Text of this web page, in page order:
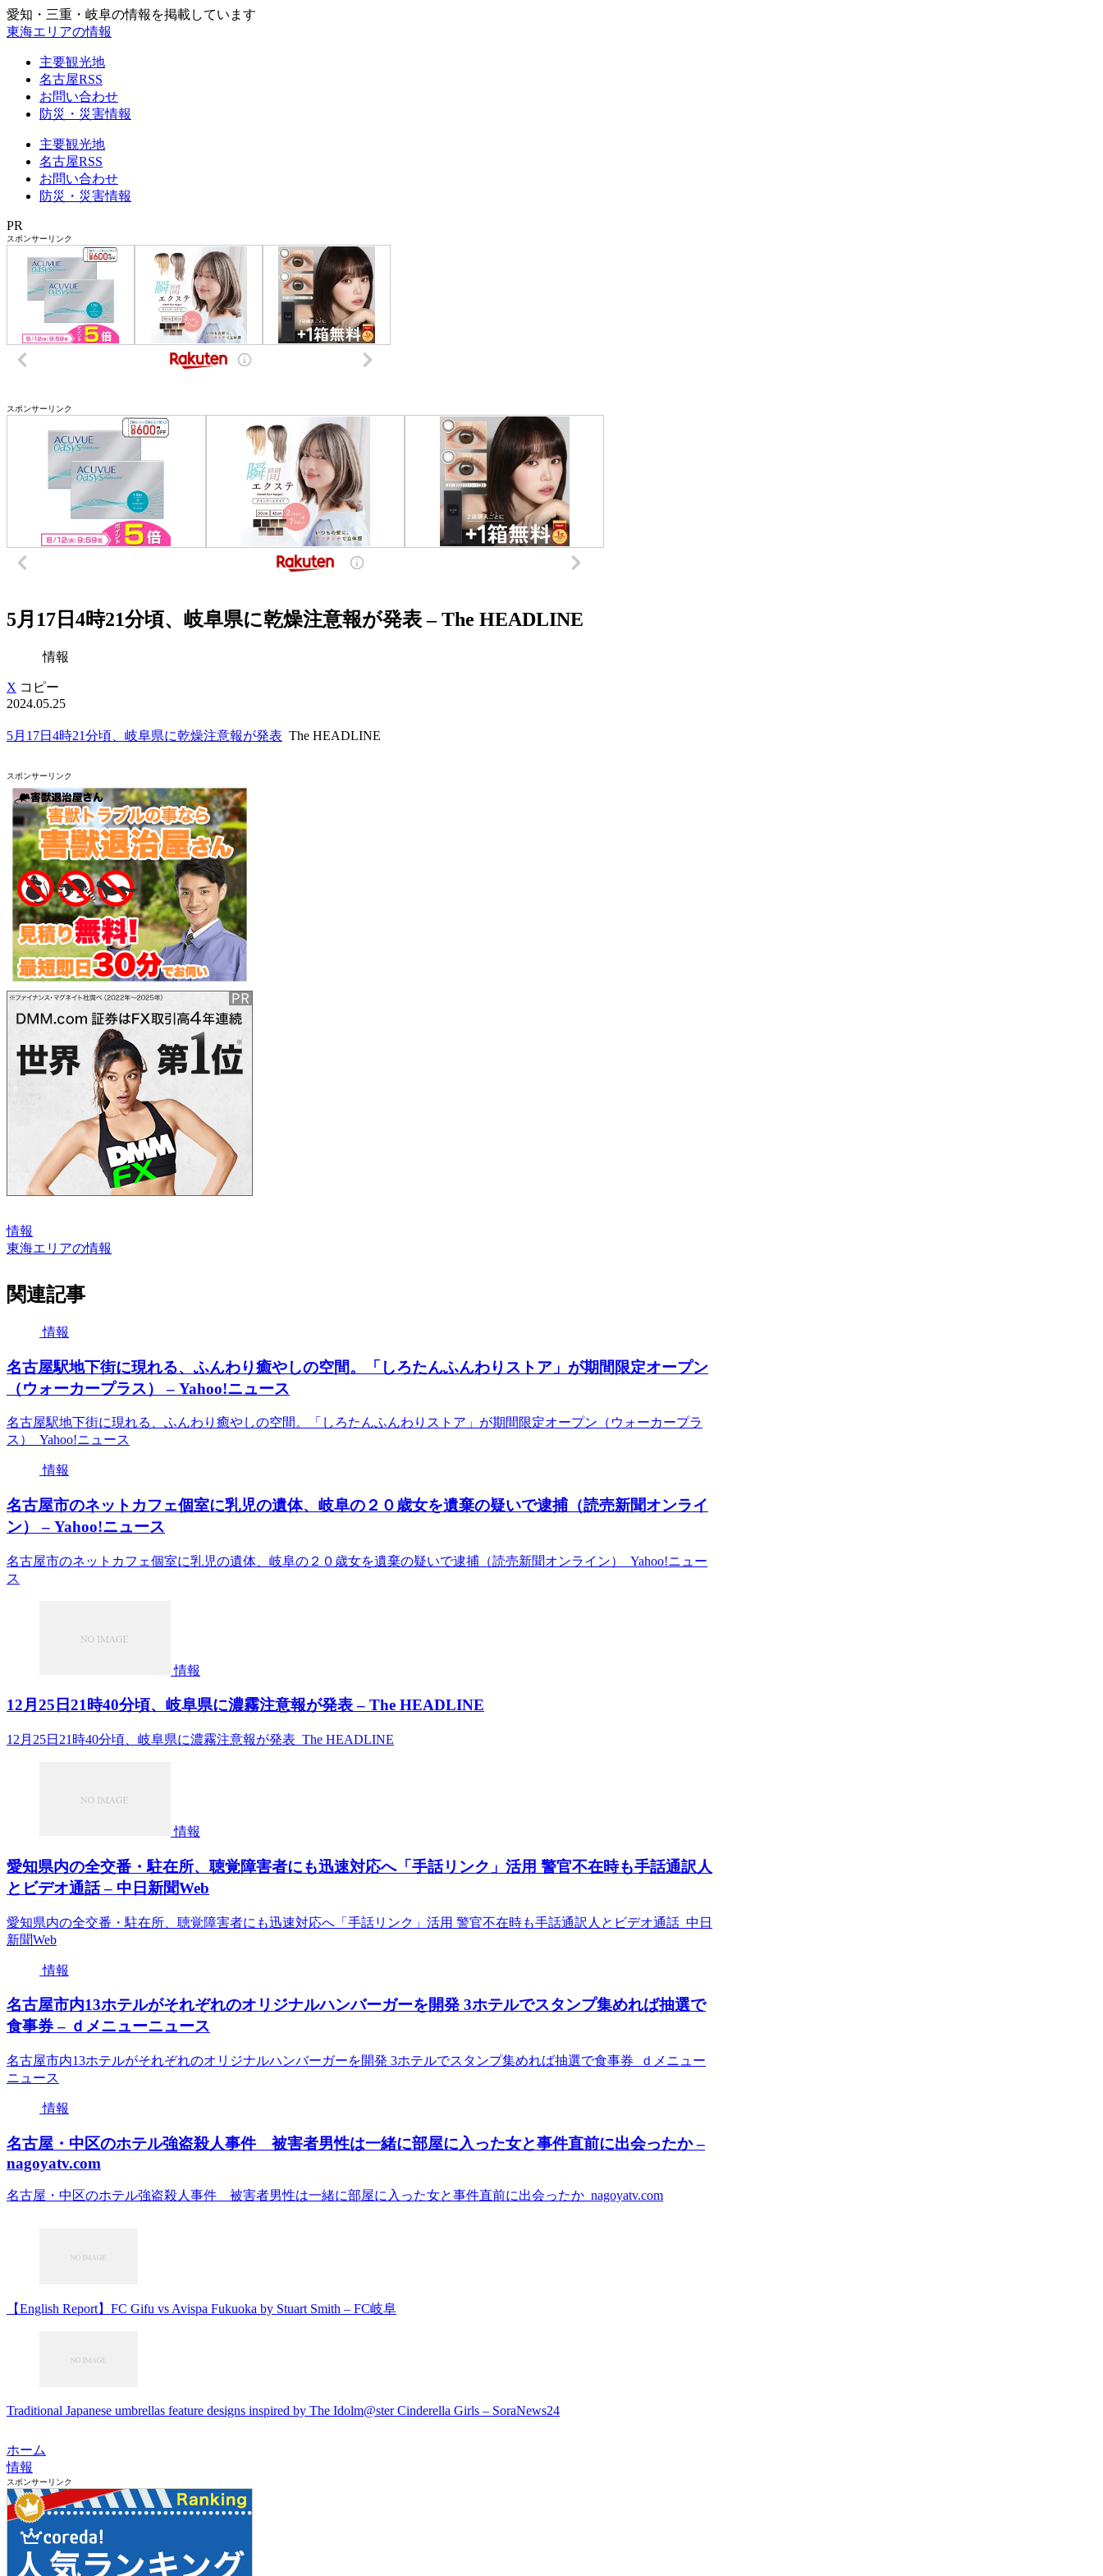
愛知・三重・岐阜の情報を掲載しています
東海エリアの情報
主要観光地
名古屋RSS
お問い合わせ
防災・災害情報
主要観光地
名古屋RSS
お問い合わせ
防災・災害情報
PR
スポンサーリンク
スポンサーリンク
5月17日4時21分頃、岐阜県に乾燥注意報が発表 – The HEADLINE
情報
X コピー
2024.05.25
5月17日4時21分頃、岐阜県に乾燥注意報が発表 The HEADLINE
スポンサーリンク
情報
東海エリアの情報
関連記事
情報
名古屋駅地下街に現れる、ふんわり癒やしの空間。「しろたんふんわりストア」が期間限定オープン
（ウォーカープラス） – Yahoo!ニュース
名古屋駅地下街に現れる、ふんわり癒やしの空間。「しろたんふんわりストア」が期間限定オープン（ウォーカープラ
ス） Yahoo!ニュース
情報
名古屋市のネットカフェ個室に乳児の遺体、岐阜の２０歳女を遺棄の疑いで逮捕（読売新聞オンライ
ン） – Yahoo!ニュース
名古屋市のネットカフェ個室に乳児の遺体、岐阜の２０歳女を遺棄の疑いで逮捕（読売新聞オンライン） Yahoo!ニュー
ス
情報
12月25日21時40分頃、岐阜県に濃霧注意報が発表 – The HEADLINE
12月25日21時40分頃、岐阜県に濃霧注意報が発表 The HEADLINE
情報
愛知県内の全交番・駐在所、聴覚障害者にも迅速対応へ「手話リンク」活用 警官不在時も手話通訳人
とビデオ通話 – 中日新聞Web
愛知県内の全交番・駐在所、聴覚障害者にも迅速対応へ「手話リンク」活用 警官不在時も手話通訳人とビデオ通話 中日
新聞Web
情報
名古屋市内13ホテルがそれぞれのオリジナルハンバーガーを開発 3ホテルでスタンプ集めれば抽選で
食事券 – ｄメニューニュース
名古屋市内13ホテルがそれぞれのオリジナルハンバーガーを開発 3ホテルでスタンプ集めれば抽選で食事券 ｄメニュー
ニュース
情報
名古屋・中区のホテル強盗殺人事件 被害者男性は一緒に部屋に入った女と事件直前に出会ったか –
nagoyatv.com
名古屋・中区のホテル強盗殺人事件 被害者男性は一緒に部屋に入った女と事件直前に出会ったか nagoyatv.com
【English Report】FC Gifu vs Avispa Fukuoka by Stuart Smith – FC岐阜
Traditional Japanese umbrellas feature designs inspired by The Idolm@ster Cinderella Girls – SoraNews24
ホーム
情報
スポンサーリンク